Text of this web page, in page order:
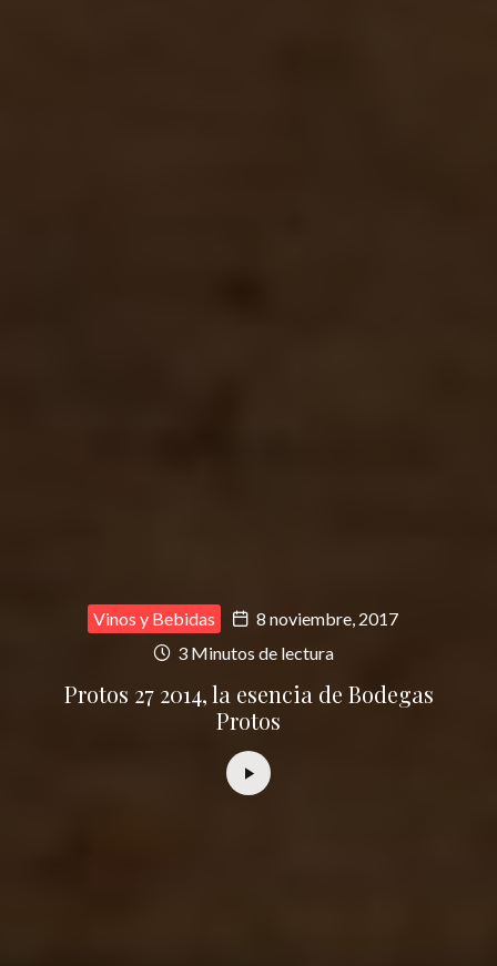
Vinos y Bebidas
8 noviembre, 2017
3 Minutos de lectura
Protos 27 2014, la esencia de Bodegas
Protos